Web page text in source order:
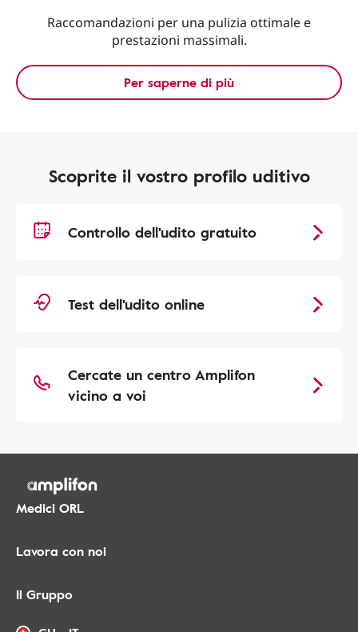
Raccomandazioni per una pulizia ottimale e
prestazioni massimali.
Per saperne di più
Scoprite il vostro profilo uditivo
Controllo dell'udito gratuito
Test dell'udito online
Cercate un centro Amplifon
vicino a voi
Medici ORL
Lavora con noi
Il Gruppo